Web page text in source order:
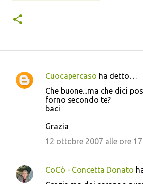
C
t
i
Cuocapercaso ha detto…
Che buone...ma che dici
forno secondo te?
baci
Grazia
12 ottobre 2007 alle ore
CoCò - Concetta Donato